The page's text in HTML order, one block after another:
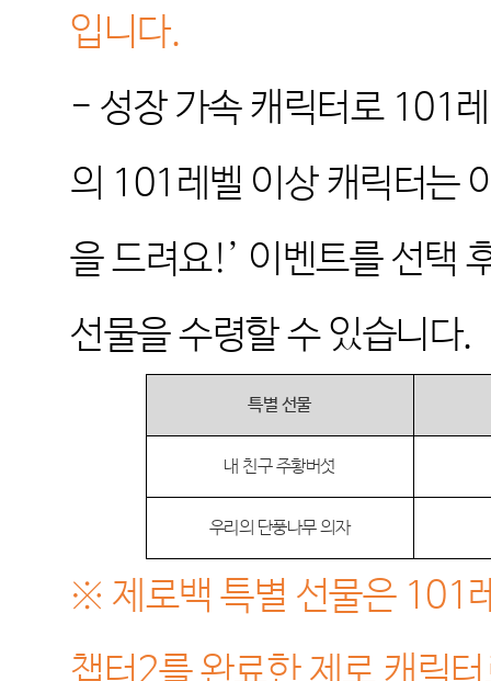
입니다.
- 성장 가속 캐릭터로101
의 101 레벨 이상 캐릭터는
을 드려요!’ 이벤트를 선택
선물을 수령할 수 있습니다.
특별 선물
내 친구 주황버섯
우리의 단풍나무 의자
※ 제로백 특별 선물은101
챕터2를 완료한 제로 캐릭